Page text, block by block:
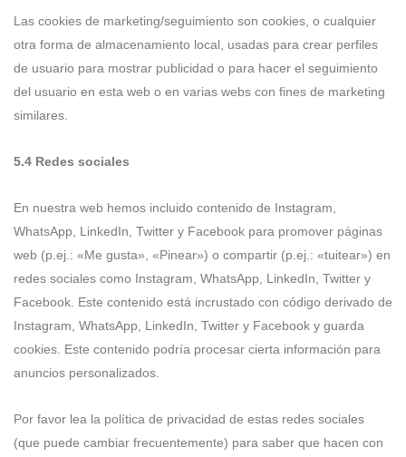
Las cookies de marketing/seguimiento son cookies, o cualquier
otra forma de almacenamiento local, usadas para crear perfiles
de usuario para mostrar publicidad o para hacer el seguimiento
del usuario en esta web o en varias webs con fines de marketing
similares.
5.4 Redes sociales
En nuestra web hemos incluido contenido de Instagram,
WhatsApp, LinkedIn, Twitter y Facebook para promover páginas
web (p.ej.: «Me gusta», «Pinear») o compartir (p.ej.: «tuitear») en
redes sociales como Instagram, WhatsApp, LinkedIn, Twitter y
Facebook. Este contenido está incrustado con código derivado de
Instagram, WhatsApp, LinkedIn, Twitter y Facebook y guarda
cookies. Este contenido podría procesar cierta información para
anuncios personalizados.
Por favor lea la política de privacidad de estas redes sociales
(que puede cambiar frecuentemente) para saber que hacen con